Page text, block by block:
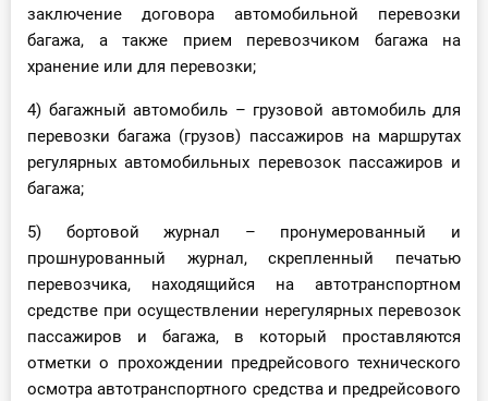
заключение договора автомобильной перевозки
багажа, а также прием перевозчиком багажа на
хранение или для перевозки;
4) багажный автомобиль – грузовой автомобиль для
перевозки багажа (грузов) пассажиров на маршрутах
регулярных автомобильных перевозок пассажиров и
багажа;
5) бортовой журнал – пронумерованный и
прошнурованный журнал, скрепленный печатью
перевозчика, находящийся на автотранспортном
средстве при осуществлении нерегулярных перевозок
пассажиров и багажа, в который проставляются
отметки о прохождении предрейсового технического
осмотра автотранспортного средства и предрейсового